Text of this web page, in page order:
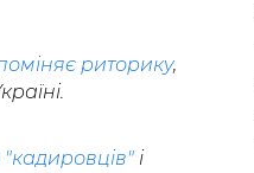
риторику,
і